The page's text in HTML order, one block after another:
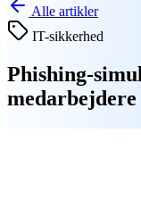
Alle artikler
IT-sikkerhed
Phishing-